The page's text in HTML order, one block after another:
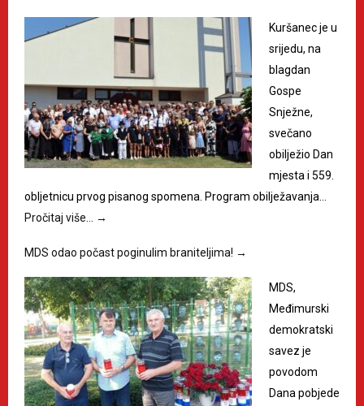
Kuršanec je u
srijedu, na
blagdan
Gospe
Snježne,
svečano
obilježio Dan
mjesta i 559.
obljetnicu prvog pisanog spomena. Program obilježavanja…
Pročitaj više…
→
MDS odao počast poginulim braniteljima! →
MDS,
Međimurski
demokratski
savez je
povodom
Dana pobjede